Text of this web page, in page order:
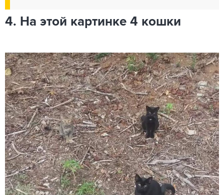
4. На этой картинке 4 кошки